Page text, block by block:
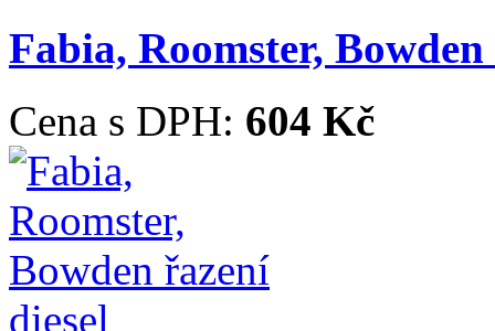
Fabia, Roomster,
Cena s DPH: 604 Kč